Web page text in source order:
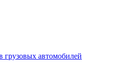
грузовых автомобилей